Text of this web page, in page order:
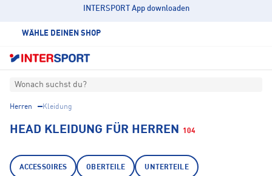
INTERSPORT App downloaden
WÄHLE DEINEN SHOP
Wonach suchst du?
Herren Kleidung
HEAD KLEIDUNG FÜR HERREN 104
ACCESSOIRES OBERTEILE UNTERTEILE